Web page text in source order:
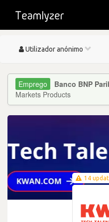
Toggle
Utilizador anónimo
Banco BNP
Markets Products
14